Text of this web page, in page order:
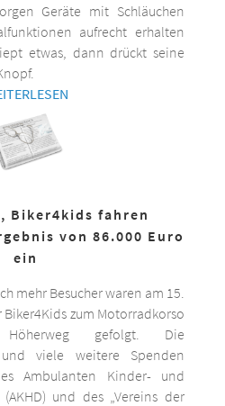
Geräte mit Schläuchen
aufrecht erhalten
etwas, dann drückt seine
Biker4kids fahren
von 86.000 Euro
ein
mehr Besucher waren am 15.
zum Motorradkorso
gefolgt. Die
und viele weitere Spenden
Ambulanten Kinder- und
und des „Vereins der